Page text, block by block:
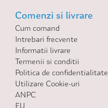
Comenzi si livrare
Cum comand
Intrebari frecvente
Informatii livrare
Termenii si conditii
Politica de confidentialitate
Utilizare Cookie-uri
ANPC